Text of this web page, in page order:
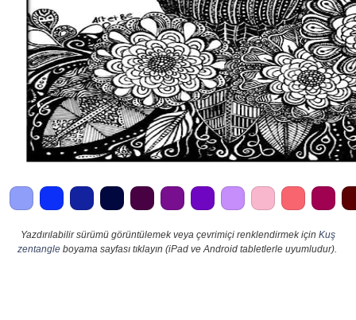
Yazdırılabilir sürümü görüntülemek veya çevrimiçi renklendirmek için Kuş
zentangleboyama sayfası tıklayın (iPad ve Android tabletlerle uyumludur).